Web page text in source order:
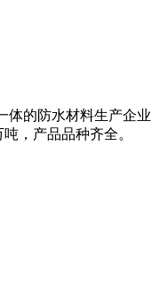
的防水材料生产企
，产品品种齐全。